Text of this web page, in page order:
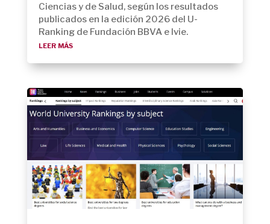
Ciencias y de Salud, según los resultados
publicados en la edición 2026 del U-
Ranking de Fundación BBVA e Ivie.
leer más